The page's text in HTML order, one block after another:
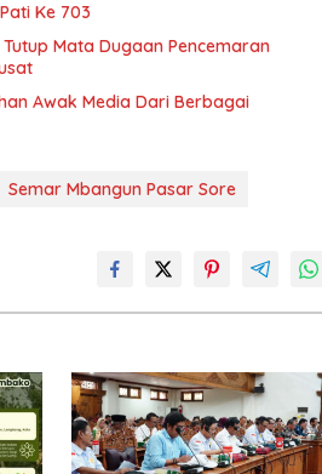
Ke 703
Mata Dugaan Pencemaran
Awak Media Dari Berbagai
Semar Mbangun Pasar Sore